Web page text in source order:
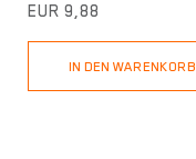
EUR 9,88
IN DEN WARENKORB